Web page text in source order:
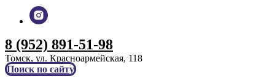
8 (952) 891-51-98
Томск, ул. Красноармейская, 118
Поиск по сайту